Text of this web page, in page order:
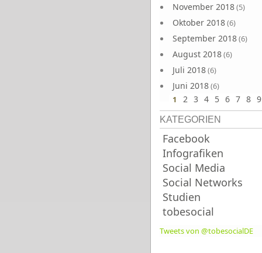
November 2018(5)
Oktober 2018(6)
September 2018(6)
August 2018(6)
Juli 2018(6)
Juni 2018(6)
1 2 3 4 5 6 7 8 9
KATEGORIEN
Facebook
Infografiken
Social Media
Social Networks
Studien
tobesocial
Tweets von @tobesocialDE